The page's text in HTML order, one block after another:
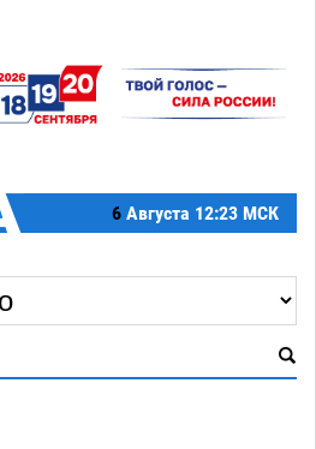
6 Августа 12:23 МСК